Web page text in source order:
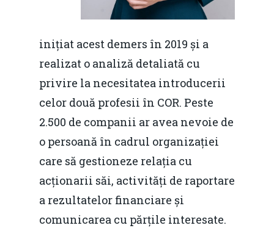
inițiat acest demers în 2019 și a
realizat o analiză detaliată cu
privire la necesitatea introducerii
celor două profesii în COR. Peste
2.500 de companii ar avea nevoie de
o persoană în cadrul organizației
care să gestioneze relația cu
acționarii săi, activități de raportare
a rezultatelor financiare și
comunicarea cu părțile interesate.
Home
Noutăți
Despre
Evenimente
Foto
Modelul economic
România – orizont
resurselor naturale
Piaţa gazelor naturale:
Video
economie
Politici Europene în
EM360 Talk
Contact
Burse pentru